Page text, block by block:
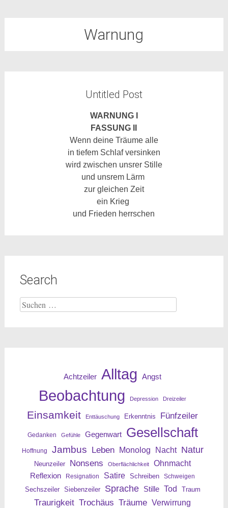
Warnung
Untitled Post
WARNUNG I
FASSUNG II
Wenn deine Träume alle
in tiefem Schlaf versinken
wird zwischen unsrer Stille
und unsrem Lärm
zur gleichen Zeit
ein Krieg
und Frieden herrschen
Search
Suche
nach:
Achtzeiler Alltag Angst
Beobachtung Depression Dreizeiler
Einsamkeit Enttäuschung Erkenntnis Fünfzeiler
Gedanken Gefühle Gegenwart Gesellschaft
Hoffnung Jambus Leben Monolog Nacht Natur
Neunzeiler Nonsens Oberflächlichkeit
Ohnmacht
Reflexion
Resignation Satire Schreiben Schweigen
Sechszeiler Siebenzeiler Sprache Stille Tod Traum
Traurigkeit Trochäus Träume Verwirrung